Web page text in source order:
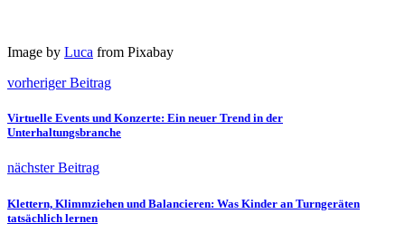
Image by Luca from Pixabay
vorheriger Beitrag
Virtuelle Events und Konzerte: Ein neuer Trend in der
Unterhaltungsbranche
nächster Beitrag
Klettern, Klimmziehen und Balancieren: Was Kinder an Turngeräten
tatsächlich lernen